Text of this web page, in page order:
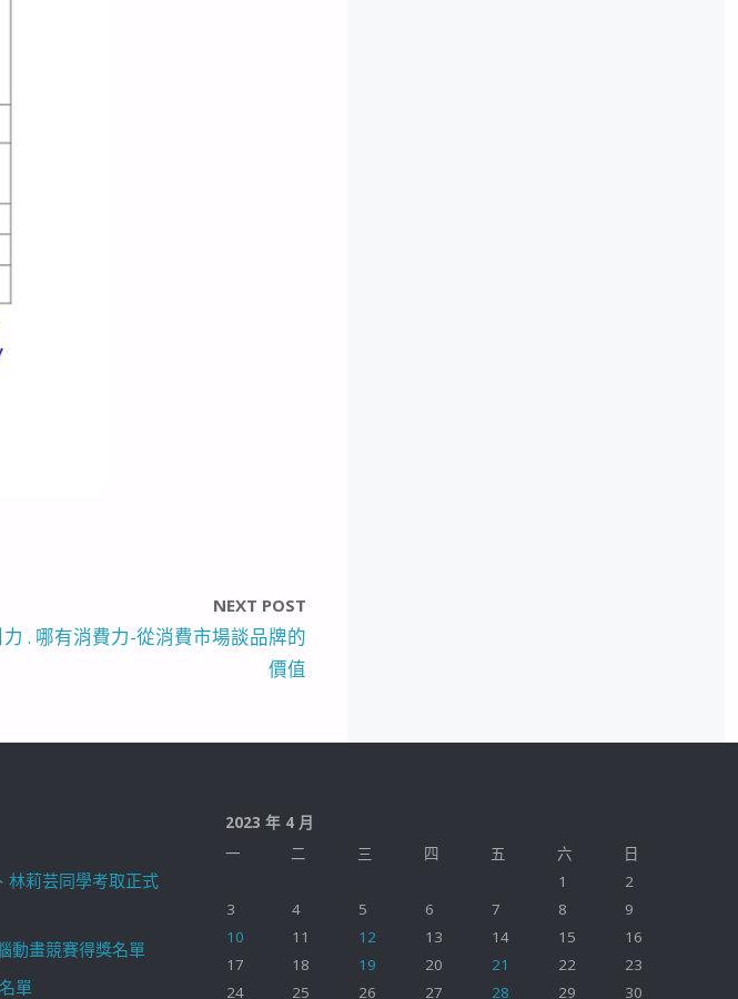
NEXT POST
力 . 哪有消費力-從消費市場談品牌的
價值
林莉芸同學考取正式
動畫競賽得獎名單
單
2023 年 4 月
一
二 三 四 五 六
日
1
2
3
4 5 6 7 8
9
10
11 12 13 14 15
16
17
18 19 20 21 22
23
24
25 26 27 28 29 30